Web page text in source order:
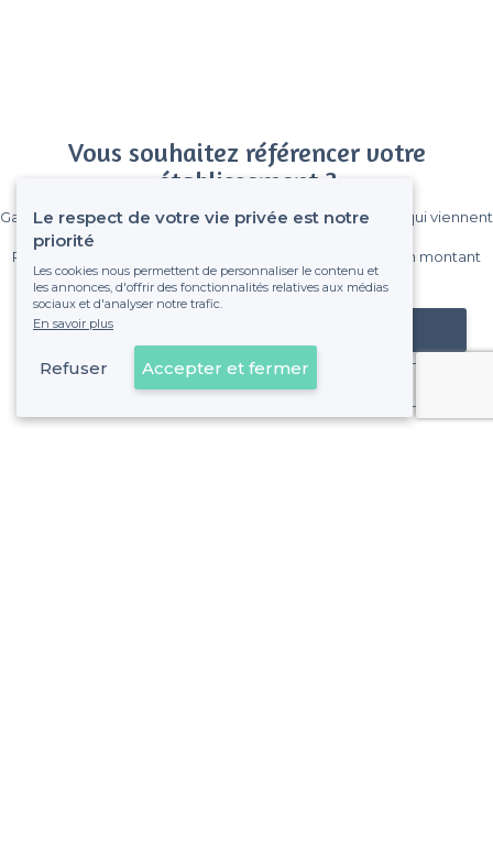
Vous souhaitez référencer votre
établissement ?
Gagnez de nombreux clients parmi le million de visiteurs qui viennent
Pas de commissions et sans engagement, vous payez un montant
fixe sans risque de voir déraper la facture.
Référencer mon établissement
Déjà client
Le respect de votre vie privée est notre
priorité
Les cookies nous permettent de personnaliser le contenu et
les annonces, d'offrir des fonctionnalités relatives aux médias
sociaux et d'analyser notre trafic.
En savoir plus
Refuser Accepter et fermer